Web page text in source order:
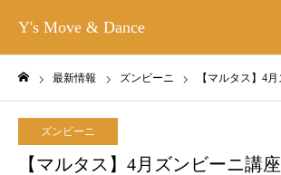
Y's Move & Dance
最新情報 ズンビーニ 【マルタス】4
ズンビーニ
【マルタス】4月ズンビーニ講座